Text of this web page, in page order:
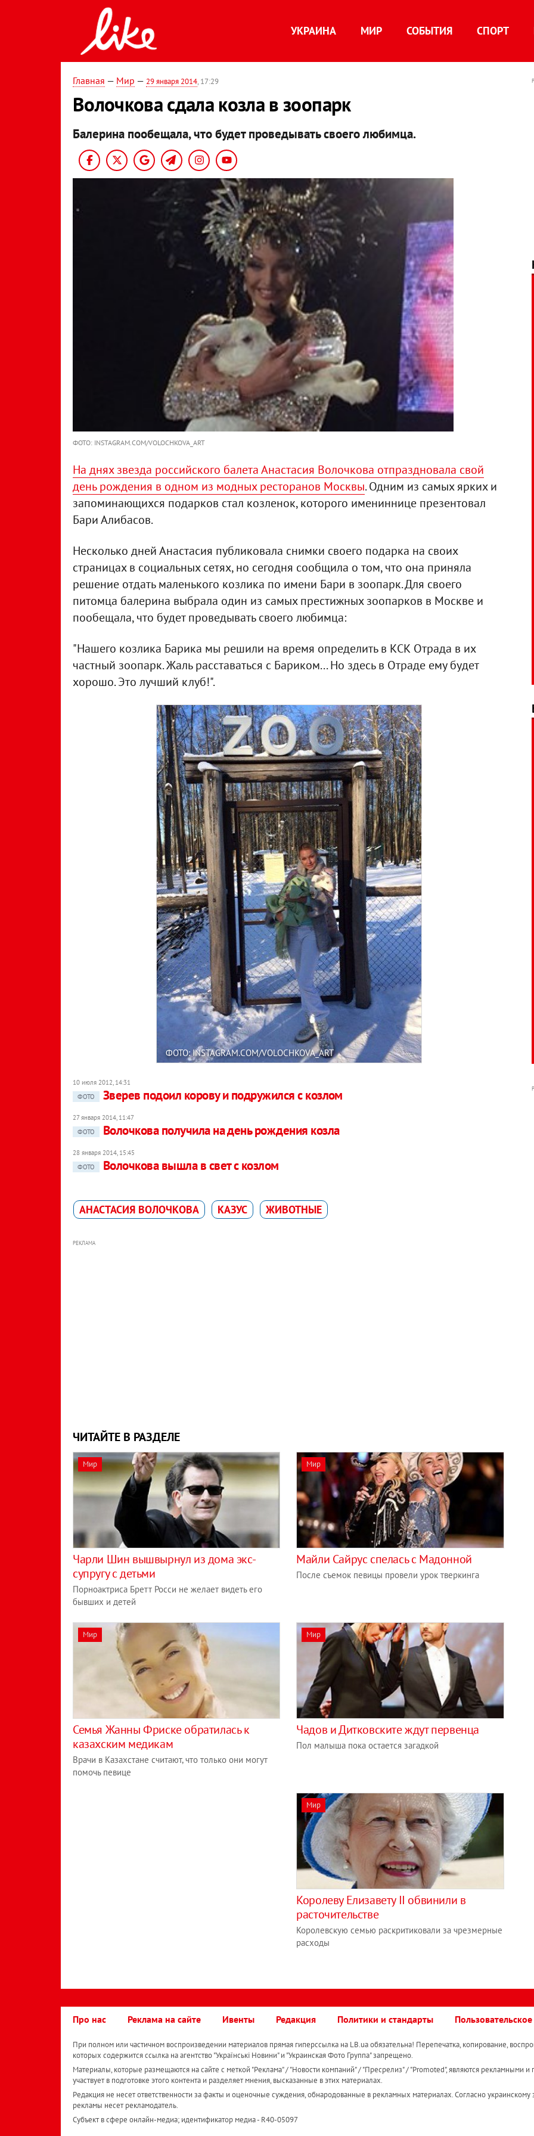
УКРАИНА МИР СОБЫТИЯ СПОРТ
Главная — Мир — 29 января 2014, 17:29
Волочкова сдала козла в зоопарк
Балерина пообещала, что будет проведывать своего любимца.
ФОТО: INSTAGRAM.COM/VOLOCHKOVA_ART
На днях звезда российского балета Анастасия Волочкова отпраздновала свой
день рождения в одном из модных ресторанов Москвы. Одним из самых ярких и
запоминающихся подарков стал козленок, которого имениннице презентовал
Бари Алибасов.
Несколько дней Анастасия публиковала снимки своего подарка на своих
страницах в социальных сетях, но сегодня сообщила о том, что она приняла
решение отдать маленького козлика по имени Бари в зоопарк. Для своего
питомца балерина выбрала один из самых престижных зоопарков в Москве и
пообещала, что будет проведывать своего любимца:
"Нашего козлика Барика мы решили на время определить в КСК Отрада в их
частный зоопарк. Жаль расставаться с Бариком... Но здесь в Отраде ему будет
хорошо. Это лучший клуб!".
ФОТО: INSTAGRAM.COM/VOLOCHKOVA_ART
10 июля 2012, 14:31
ФОТО
Зверев подоил корову и подружился с козлом
27 января 2014, 11:47
ФОТО
Волочкова получила на день рождения козла
28 января 2014, 15:45
ФОТО
Волочкова вышла в свет с козлом
АНАСТАСИЯ ВОЛОЧКОВА КАЗУС ЖИВОТНЫЕ
РЕКЛАМА
ЧИТАЙТЕ В РАЗДЕЛЕ
Мир
Чарли Шин вышвырнул из дома экс-
супругу с детьми
Порноактриса Бретт Росси не желает видеть его
бывших и детей
Мир
Майли Сайрус спелась с Мадонной
После съемок певицы провели урок тверкинга
Мир
Семья Жанны Фриске обратилась к
казахским медикам
Врачи в Казахстане считают, что только они могут
помочь певице
Мир
Чадов и Дитковските ждут первенца
Пол малыша пока остается загадкой
Мир
Королеву Елизавету II обвинили в
расточительстве
Королевскую семью раскритиковали за чрезмерные
расходы
Про нас Реклама на сайте Ивенты Редакция Политики и стандарты
При полном или частичном воспроизведении материалов прямая гиперссылка на LB.ua обязательна! Перепечатка, копирование,
которых содержится ссылка на агентство "Українськi Новини" и "Украинская Фото Группа" запрещено.
Материалы, которые размещаются на сайте с меткой "Реклама" / "Новости компаний" / "Пресрелиз" / "Promoted", являются рекламными и
участвует в подготовке этого контента и разделяет мнения, высказанные в этих материалах.
Редакция не несет ответственности за факты и оценочные суждения, обнародованные в рекламных материалах. Согласно украинскому
рекламы несет рекламодатель.
Субъект в сфере онлайн-медиа; идентификатор медиа - R40-05097